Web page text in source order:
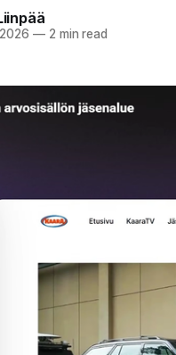
—2 min read